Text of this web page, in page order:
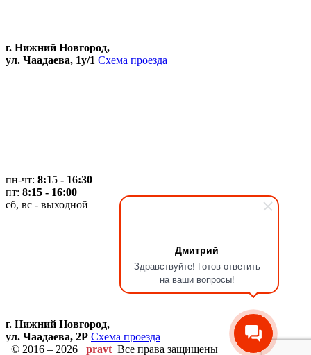
Дмитрий
Здравствуйте! Готов ответить
на ваши вопросы!
г. Нижний Новгород,
ул. Чаадаева, 1у/1 Схема проезда
пн-чт: 8:15 - 16:30
пт: 8:15 - 16:00
сб, вс - выходной
г. Нижний Новгород,
ул. Чаадаева, 2Р Схема проезда
© 2016 – 2026 pravtВсе права защищены